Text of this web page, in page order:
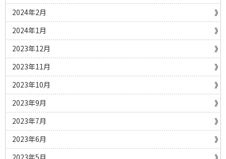
2024年2月
2024年1月
2023年12月
2023年11月
2023年10月
2023年9月
2023年7月
2023年6月
2023年5月